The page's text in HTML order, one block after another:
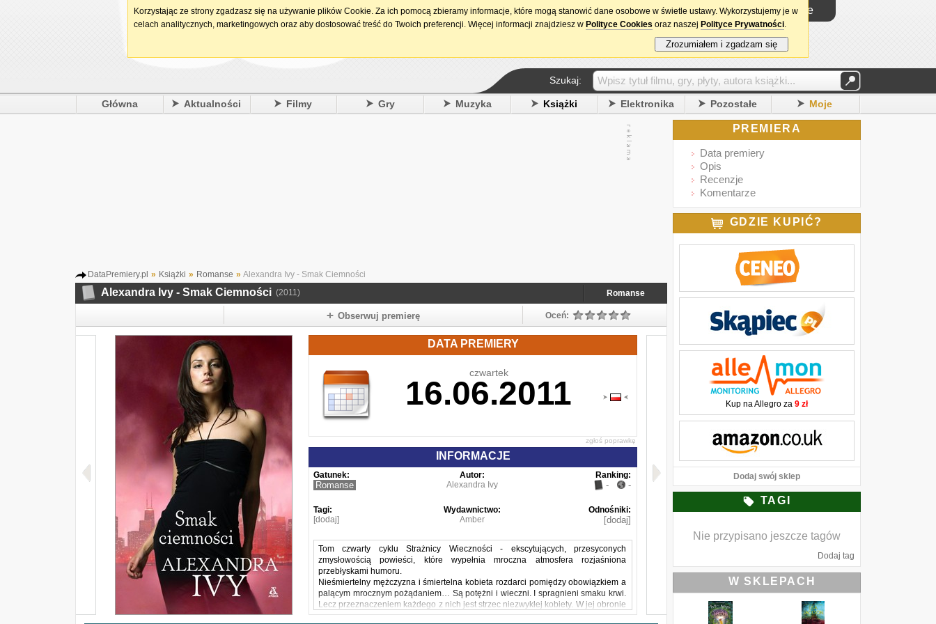
15. urodziny DataPremiery.pl Logowanie
Szukaj:
Główna Aktualności Filmy Gry Muzyka Książki Elektronika Pozostałe Moje
DataPremiery.pl » Książki » Romanse » Alexandra Ivy - Smak Ciemności
Alexandra Ivy - Smak Ciemności (2011) Romanse
Obserwuj premierę Oceń:
DATA PREMIERY
czwartek
16.06.2011
zgłoś poprawkę
INFORMACJE
Gatunek:
Romanse
Autor:
Alexandra Ivy
Ranking:
- -
Tagi:
[dodaj]
Wydawnictwo:
Amber
Odnośniki:
[dodaj]
Tom czwarty cyklu Strażnicy Wieczności - ekscytujących, przesyconych
zmysłowością powieści, które wypełnia mroczna atmosfera rozjaśniona
przebłyskami humoru.
Nieśmiertelny mężczyzna i śmiertelna kobieta rozdarci pomiędzy obowiązkiem a
palącym mrocznym pożądaniem… Są potężni i wieczni. I spragnieni smaku krwi.
Lecz przeznaczeniem każdego z nich jest strzec niezwykłej kobiety. W jej obronie
Strażnik Wieczności nie zawaha się przed niczym. I nie ulęknie się niczego -
PREMIERA
Data premiery
Opis
Recenzje
Komentarze
GDZIE KUPIĆ?
Kup na Allegro za 9 zł
Dodaj swój sklep
TAGI
Nie przypisano jeszcze tagów
Dodaj tag
W SKLEPACH
Korzystając ze strony zgadzasz się na używanie plików Cookie. Za ich pomocą zbieramy informacje, które mogą stanowić dane osobowe w świetle ustawy. Wykorzystujemy je w
celach analitycznych, marketingowych oraz aby dostosować treść do Twoich preferencji. Więcej informacji znajdziesz w Polityce Cookies oraz naszej Polityce Prywatności.
Zrozumiałem i zgadzam się